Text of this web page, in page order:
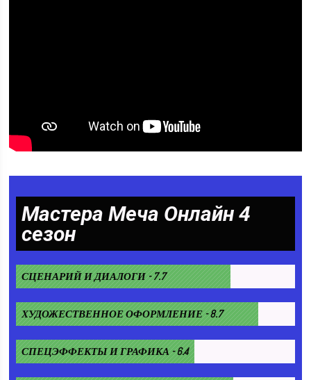
Мастера Меча Онлайн 4
сезон
СЦЕНАРИЙ И ДИАЛОГИ - 7.7
ХУДОЖЕСТВЕННОЕ ОФОРМЛЕНИЕ - 8.7
СПЕЦЭФФЕКТЫ И ГРАФИКА - 6.4